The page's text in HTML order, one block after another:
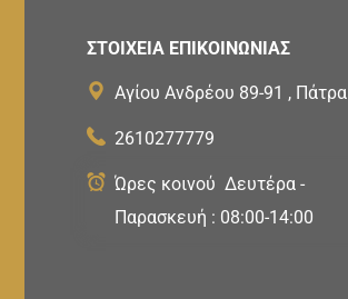
ΣΤΟΙΧΕΙΑ ΕΠΙΚΟΙΝΩΝΙΑΣ
Αγίου Ανδρέου 89-91 , Πάτρα
2610277779
Ώρες κοινού Δευτέρα -
Παρασκευή : 08:00-14:00